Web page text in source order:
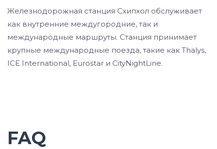
Железнодорожная станция Схипхол обслуживает
как внутренние междугородние, так и
международные маршруты. Станция принимает
крупные международные поезда, такие как Thalys,
ICE International, Eurostar и CityNightLine.
FAQ